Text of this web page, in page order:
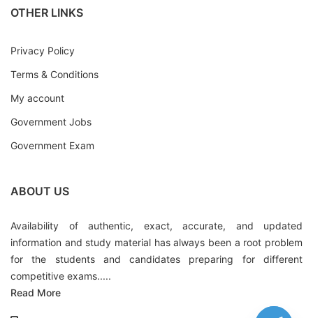
OTHER LINKS
Privacy Policy
Terms & Conditions
My account
Government Jobs
Government Exam
ABOUT US
Availability of authentic, exact, accurate, and updated
information and study material has always been a root problem
for the students and candidates preparing for different
competitive exams.....
Read More